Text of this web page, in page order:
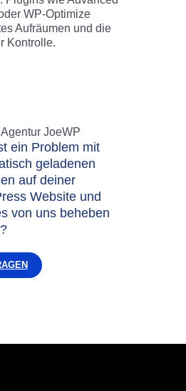
WP-Optimize
Aufräumen und die
Kontrolle.
ein Problem mit
geladenen
auf deiner
Website und
von uns beheben